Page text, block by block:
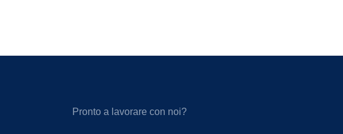
Pronto a lavorare con noi?